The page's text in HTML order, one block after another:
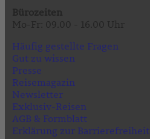
Häufig gestellte Fragen
Gut zu wissen
Presse
Reisemagazin
Newsletter
Exklusiv-Reisen
AGB & Formblatt
Erklärung zur Barrierefreiheit